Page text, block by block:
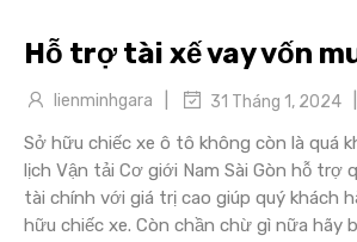
Hỗ trợ tài xế vay vốn
lienminhgara 31 Tháng 1, 2024
Sở hữu chiếc xe ô tô không còn là quá
lịch Vận tải Cơ giới Nam Sài Gòn hỗ trợ
tài chính với giá trị cao giúp quý khách
hữu chiếc xe. Còn chần chừ gì nữa hãy